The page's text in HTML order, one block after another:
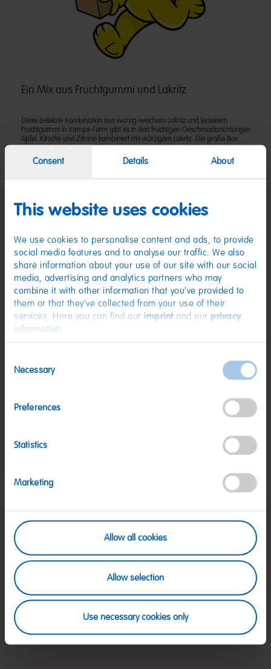
Consent Details About
This website uses cookies
We use cookies to personalise content and ads, to provide
social media features and to analyse our traffic. We also
share information about your use of our site with our social
media, advertising and analytics partners who may
combine it with other information that you’ve provided to
them or that they’ve collected from your use of their
services. Here you can find our imprintand our privacy
information
Selection
Necessary
Preferences
Statistics
Marketing
Allow all cookies
Allow selection
Use necessary cookies only
Ein Mix aus Fruchtgummi und Lakritz
Diese beliebte Kombination aus würzig-weichem Lakritz und leckerem
Fruchtgummi in Vampir-Form gibt es in den fruchtigen Geschmacksrichtungen
Apfel, Kirsche und Zitrone kombiniert mit würzigem Lakritz. Die große Box
brauner Zuckersirup; Dextrose; Säuerungsmittel: Citronensäure;
Aroma; Überzugsmittel: Bienenwachs weiß und gelb. Kann Spuren von
MILCH, WEIZEN enthalten.
Nährwerte
Nährwerte pro 100 g
1461 kJ/344 kcal
Fett:
Kohlenhydrate:
Eiweiß:
SICHERE ZAHLUNG
Rechnung, Visa, Mastercard
Ab 39 € innerhalb Deutschlands
Ab 79 € nach Österreich
Wir sind Mo-Fr von 08-18:00 Uhr für dich da.
2641 300 1001oder über unserKontaktformular.